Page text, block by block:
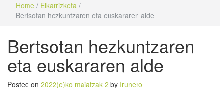
Home / Elkarrizketa /
Bertsotan hezkuntzaren eta euskararen alde
Bertsotan hezkuntzaren
eta euskararen alde
Posted on 2022(e)ko maiatzak 2 by Irunero